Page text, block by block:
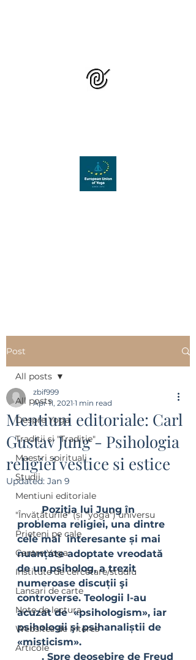
Post
All posts
Despre Yoga
Tradiții si "Tradiție"
Maestri spirituali
Studii
Mentiuni editoriale
"Învățăturile" (și "yoga") universu
Prieteni pe cale
Centre Yoga
Institute de cercetare/studiu
Lansari de carte
Note de lectura
Websites de interes
Articole
All posts
Mentiuni editoriale: Carl
Gustav Jung - Psihologia
religiei vestice si estice
zbif999
Apr 11, 2021 1 min read
Updated: Jan 9
Poziția lui Jung în
problema religiei, una dintre
cele mai  interesante și mai
nuanțate adoptate vreodată
de un psiholog, a trezit
numeroase discuții şi
controverse. Teologii l-au
acuzat de  «psihologism», iar
psihologii şi psihanaliștii de
«misticism».